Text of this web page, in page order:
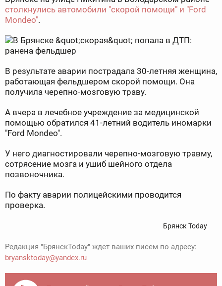
столкнулись автомобили "скорой помощи" и "Ford
Mondeo".
В результате аварии пострадала 30-летняя женщина,
работающая фельдшером скорой помощи. Она
получила черепно-мозговую траву.
А вчера в лечебное учреждение за медицинской
помощью обратился 41-летний водитель иномарки
"Ford Mondeo".
У него диагностировали черепно-мозговую травму,
сотрясение мозга и ушиб шейного отдела
позвоночника.
По факту аварии полицейскими проводится
проверка.
Брянск Today
Редакция "БрянскToday" ждет ваших писем по адресу:
bryansktoday@yandex.ru